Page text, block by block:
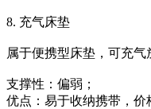
8. 充气床垫
属于便携型床垫，可充气
‌支撑性‌：偏弱；
优点‌：易于收纳携带，价